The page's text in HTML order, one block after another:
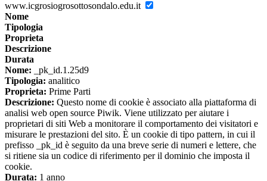
www.icgrosiogrosottosondalo.edu.it
Nome
Tipologia
Proprieta
Descrizione
Durata
Nome: _pk_id.1.25d9
Tipologia: analitico
Proprieta: Prime Parti
Descrizione: Questo nome di cookie è associato alla piattaforma di
analisi web open source Piwik. Viene utilizzato per aiutare i
proprietari di siti Web a monitorare il comportamento dei visitatori e
misurare le prestazioni del sito. È un cookie di tipo pattern, in cui il
prefisso _pk_id è seguito da una breve serie di numeri e lettere, che
si ritiene sia un codice di riferimento per il dominio che imposta il
cookie.
Durata: 1 anno